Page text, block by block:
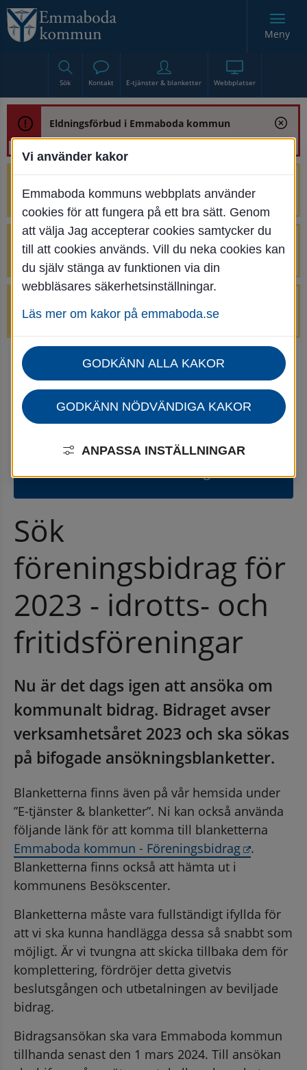
Sök Kontakt E-tjänster & blanketter Webbplatser
Meny
Eldningsförbud i Emmaboda kommun
renoveringen av Bjurbäcksbron
Tillfälliga avstängningar på Centrumtorget
v. 25-34
avstängda.
Startsida Uppleva & göra Nyheter för uppleva och göra
Gammal nyhet
februari 2024
och är kanske inte aktuell längre.
⚠
Sök
föreningsbidrag för
2023 - idrotts- och
fritidsföreningar
Nu är det dags igen att ansöka om
kommunalt bidrag. Bidraget avser
verksamhetsåret 2023 och ska sökas
på bifogade ansökningsblanketter.
Blanketterna finns även på vår hemsida under
”E-tjänster & blanketter”. Ni kan också använda
Emmaboda kommun - Föreningsbidrag Länk till
.
Blanketterna finns också att hämta ut i
kommunens Besökscenter.
Blanketterna måste vara fullständigt ifyllda för
att vi ska kunna handlägga dessa så snabbt som
möjligt. Är vi tvungna att skicka tillbaka dem för
komplettering, fördröjer detta givetvis
beslutsgången och utbetalningen av beviljade
bidrag.
Bidragsansökan ska vara Emmaboda kommun
tillhanda senast den 1 mars 2024. Till ansökan
Vi använder kakor
Emmaboda kommuns webbplats använder
cookies för att fungera på ett bra sätt. Genom
att välja Jag accepterar cookies samtycker du
till att cookies används. Vill du neka cookies kan
du själv stänga av funktionen via din
webbläsares säkerhetsinställningar.
Läs mer om kakor på emmaboda.se
GODKÄNN ALLA KAKOR
GODKÄNN NÖDVÄNDIGA KAKOR
ANPASSA INSTÄLLNINGAR